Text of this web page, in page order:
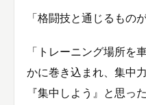
「格闘技と通じるもの
「トレーニング場所を
かに巻き込まれ、集中
『集中しよう』と思っ